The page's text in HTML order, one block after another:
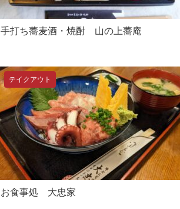
手打ち蕎麦酒・焼酎 山の上蕎庵
テイクアウト
お食事処 大忠家